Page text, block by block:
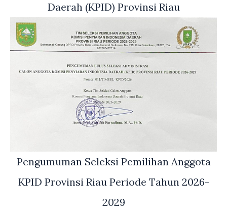
Daerah (KPID) Provinsi Riau
Pengumuman Seleksi Pemilihan Anggota
KPID Provinsi Riau Periode Tahun 2026-
2029